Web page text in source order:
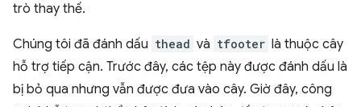
trò thay thế.
Chúng tôi đã đánh dấu thead và tfooter là thuộc cây
hỗ trợ tiếp cận. Trước đây, các tệp này được đánh dấu là
bị bỏ qua nhưng vẫn được đưa vào cây. Giờ đây, công